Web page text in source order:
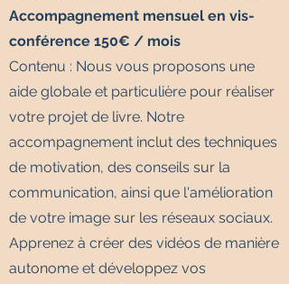
Accompagnement mensuel en vis-
conférence 150€ / mois
Contenu : Nous vous proposons une
aide globale et particulière pour réaliser
votre projet de livre. Notre
accompagnement inclut des techniques
de motivation, des conseils sur la
communication, ainsi que l'amélioration
de votre image sur les réseaux sociaux.
Apprenez à créer des vidéos de manière
autonome et développez vos